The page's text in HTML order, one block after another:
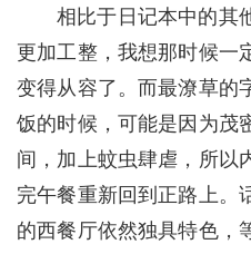
相比于日记本中的其
更加工整，我想那时候一
变得从容了。而最潦草的
饭的时候，可能是因为茂
间，加上蚊虫肆虐，所以
完午餐重新回到正路上。
的西餐厅依然独具特色，